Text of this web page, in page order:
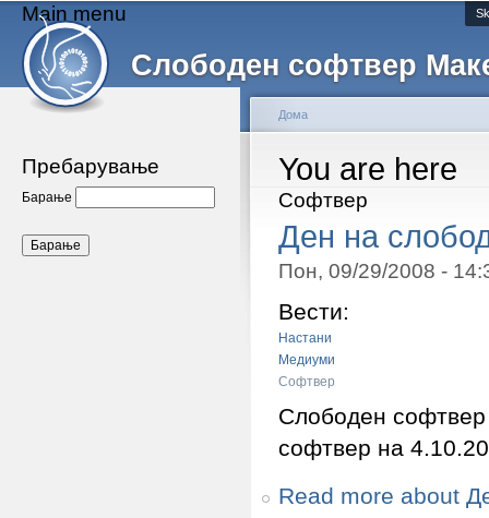
Слободен софтвер
Main menu
Пребарување
Барање
You are here
Дома
Софтвер
Ден на
Пон, 09/29/2008 -
Вести:
Настани
Медиуми
Софтвер
Слободен софтвер
софтвер на
Read more about